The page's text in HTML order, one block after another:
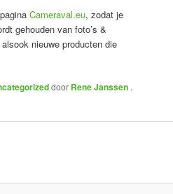
Cameraval.eu, zodat je
gehouden van foto’s &
nieuwe producten die
door Rene Janssen .